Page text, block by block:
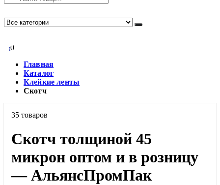
00
Главная
Каталог
Клейкие ленты
Скотч
35 товаров
Скотч толщиной 45
микрон оптом и в розницу
— АльянсПромПак